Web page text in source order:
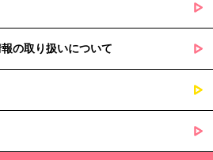
の取り扱いについて